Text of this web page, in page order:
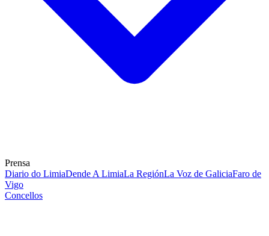
Prensa
Diario do LimiaDende A LimiaLa RegiónLa Voz de GaliciaFaro de
Vigo
Concellos